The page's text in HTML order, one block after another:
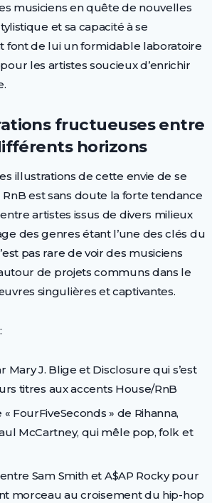
musiciens en quête de nouvelles
et sa capacité à se
font de lui un formidable laboratoire
les artistes soucieux d’enrichir
fructueuses entre
horizons
illustrations de cette envie de se
est sans doute la forte tendance
artistes issus de divers milieux
des genres étant l’une des clés du
pas rare de voir des musiciens
de projets communs dans le
singulières et captivantes.
Mary J. Blige et Disclosure qui s’est
titres aux accents House/RnB
FourFiveSeconds » de Rihanna,
McCartney, qui mêle pop, folk et
Sam Smith et A$AP Rocky pour
morceau au croisement du hip-hop